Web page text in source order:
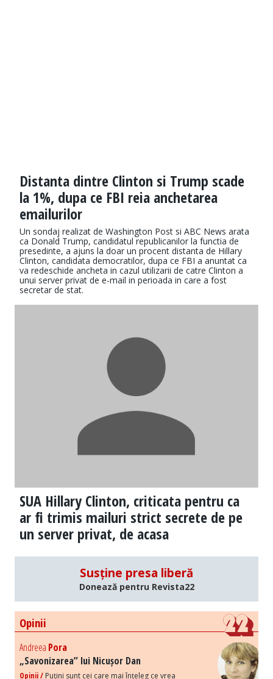
Distanta dintre Clinton si Trump scade
la 1%, dupa ce FBI reia anchetarea
emailurilor
Un sondaj realizat de Washington Post si ABC News arata
ca Donald Trump, candidatul republicanilor la functia de
presedinte, a ajuns la doar un procent distanta de Hillary
Clinton, candidata democratilor, dupa ce FBI a anuntat ca
va redeschide ancheta in cazul utilizarii de catre Clinton a
unui server privat de e-mail in perioada in care a fost
secretar de stat.
SUA Hillary Clinton, criticata pentru ca
ar fi trimis mailuri strict secrete de pe
un server privat, de acasa
Susține presa liberă
Donează pentru Revista22
Opinii
Andreea Pora
„Savonizarea” lui Nicușor Dan
Opinii / Puțini sunt cei care mai înțeleg ce vrea